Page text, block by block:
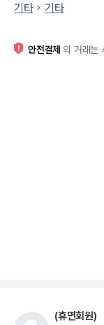
기타
기타
안전결제 외 거래는
(휴면회원)